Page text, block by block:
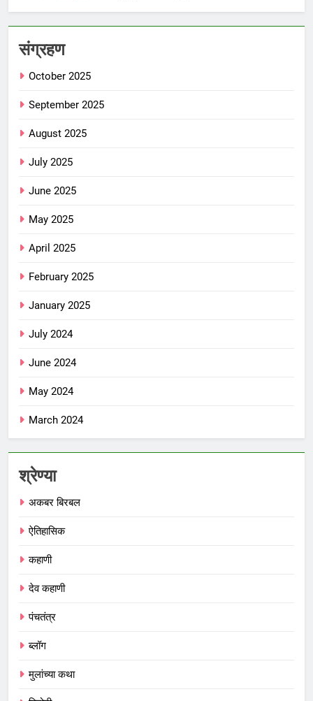
संग्रहण
October 2025
September 2025
August 2025
July 2025
June 2025
May 2025
April 2025
February 2025
January 2025
July 2024
June 2024
May 2024
March 2024
श्रेण्या
अकबर बिरबल
ऐतिहासिक
कहाणी
देव कहाणी
पंचतंत्र
ब्लॉग
मुलांच्या कथा